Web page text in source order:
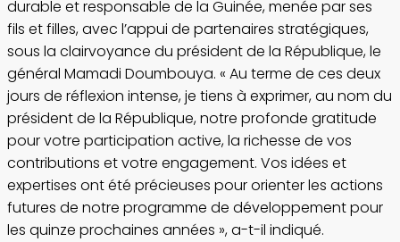
durable et responsable de la Guinée, menée par ses
fils et filles, avec l’appui de partenaires stratégiques,
sous la clairvoyance du président de la République, le
général Mamadi Doumbouya. « Au terme de ces deux
jours de réflexion intense, je tiens à exprimer, au nom du
président de la République, notre profonde gratitude
pour votre participation active, la richesse de vos
contributions et votre engagement. Vos idées et
expertises ont été précieuses pour orienter les actions
futures de notre programme de développement pour
les quinze prochaines années », a-t-il indiqué.